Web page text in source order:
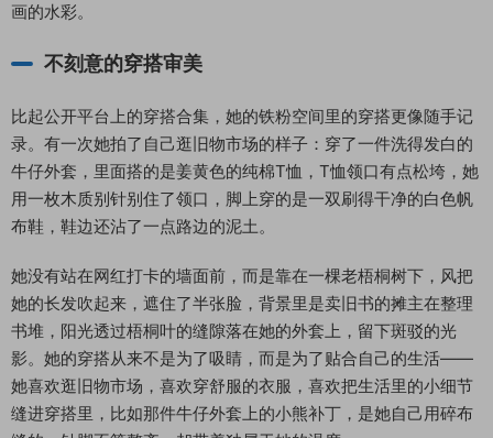
画的水彩。
不刻意的穿搭审美
比起公开平台上的穿搭合集，她的铁粉空间里的穿搭更像随手记
录。有一次她拍了自己逛旧物市场的样子：穿了一件洗得发白的
牛仔外套，里面搭的是姜黄色的纯棉T恤，T恤领口有点松垮，她
用一枚木质别针别住了领口，脚上穿的是一双刷得干净的白色帆
布鞋，鞋边还沾了一点路边的泥土。
她没有站在网红打卡的墙面前，而是靠在一棵老梧桐树下，风把
她的长发吹起来，遮住了半张脸，背景里是卖旧书的摊主在整理
书堆，阳光透过梧桐叶的缝隙落在她的外套上，留下斑驳的光
影。她的穿搭从来不是为了吸睛，而是为了贴合自己的生活——
她喜欢逛旧物市场，喜欢穿舒服的衣服，喜欢把生活里的小细节
缝进穿搭里，比如那件牛仔外套上的小熊补丁，是她自己用碎布